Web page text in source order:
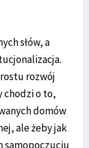
słów, a
rozwój
chodzi o to,
domów
ale żeby jak
samopoczuciu